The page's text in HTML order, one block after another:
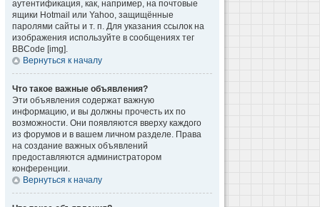
аутентификация, как, например, на почтовые
ящики Hotmail или Yahoo, защищённые
паролями сайты и т. п. Для указания ссылок на
изображения используйте в сообщениях тег
BBCode [img].
Вернуться к началу
Что такое важные объявления?
Эти объявления содержат важную
информацию, и вы должны прочесть их по
возможности. Они появляются вверху каждого
из форумов и в вашем личном разделе. Права
на создание важных объявлений
предоставляются администратором
конференции.
Вернуться к началу